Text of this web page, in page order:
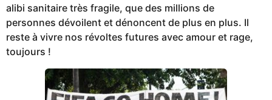
alibi sanitaire très fragile, que des millions de
personnes dévoilent et dénoncent de plus en plus. Il
reste à vivre nos révoltes futures avec amour et rage,
toujours !